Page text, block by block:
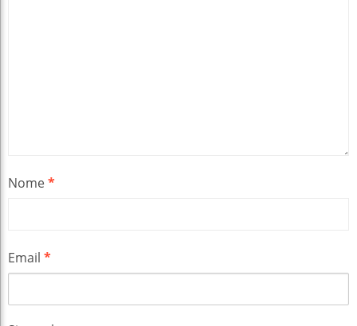
Nome*
Email *